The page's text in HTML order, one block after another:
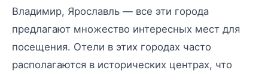
Владимир, Ярославль — все эти города
предлагают множество интересных мест для
посещения. Отели в этих городах часто
располагаются в исторических центрах, что